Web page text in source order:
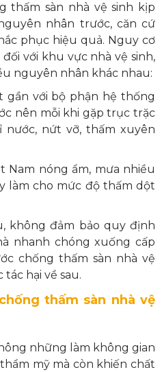
thấm sàn nhà vệ sinh kịp
nhân trước, căn cứ
phục hiệu quả. Nguy cơ
với khu vực nhà vệ sinh,
nguyên nhân khác nhau:
với bộ phận hệ thống
nên mỗi khi gặp trục trặc
nứt vỡ, thấm xuyên
Nam nóng ẩm, mưa nhiều
làm cho mức độ thấm dột
không đảm bảo quy định
nhanh chóng xuống cấp
chống thấm sàn nhà vệ
tác hại về sau.
thấm sàn nhà vệ
những làm không gian
mỹ mà còn khiến chất